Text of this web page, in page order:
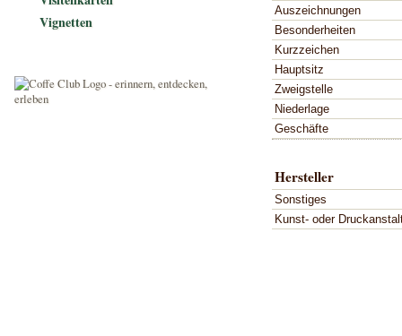
Auszeichnungen
Besonderheiten
Kurzzeichen
Hauptsitz
Zweigstelle
Niederlage
Geschäfte
Hersteller
Sonstiges
Kunst- oder
Vignetten